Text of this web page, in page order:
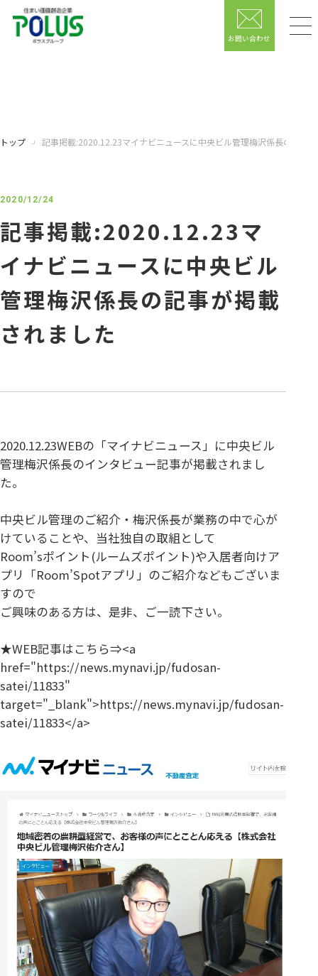
お問い合わせ
トップ 記事掲載:2020.12.23マイナビニュースに中央ビル管理梅沢係長の記事
2020/12/24
記事掲載:2020.12.23マ
イナビニュースに中央ビル
管理梅沢係長の記事が掲載
されました
2020.12.23WEBの「マイナビニュース」に中央ビル
管理梅沢係長のインタビュー記事が掲載されまし
た。
中央ビル管理のご紹介・梅沢係長が業務の中で心が
けていることや、当社独自の取組として
Room’sポイント(ルームズポイント)や入居者向けア
プリ「Room’Spotアプリ」のご紹介などもございま
すので
ご興味のある方は、是非、ご一読下さい。
★WEB記事はこちら⇒<a
href="https://news.mynavi.jp/fudosan-
satei/11833"
target="_blank">https://news.mynavi.jp/fudosan-
satei/11833</a>